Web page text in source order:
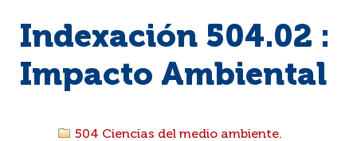
Indexación 504.02 :
Impacto Ambiental
504 Ciencias del medio ambiente.